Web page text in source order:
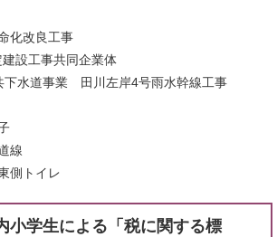
化改良工事
設工事共同企業体
水道事業 田川左岸4号雨水幹線工事
線
側トイレ
学生による「税に関する標